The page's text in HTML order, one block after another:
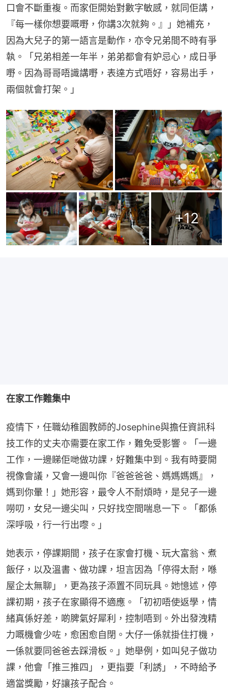
口會不斷重複。而家佢開始對數字敏感，就同佢講，
『每一樣你想要嘅嘢，你講3次就夠。』」她補充，
因為大兒子的第一語言是動作，亦令兄弟間不時有爭
執。「兄弟相差一年半，弟弟都會有妒忌心，成日爭
嘢。因為哥哥唔識講嘢，表達方式唔好，容易出手，
兩個就會打架。」
+12
在家工作難集中
疫情下，任職幼稚園教師的Josephine與擔任資訊科
技工作的丈夫亦需要在家工作，難免受影響。「一邊
工作，一邊睇佢哋做功課，好難集中到。我有時要開
視像會議，又會一邊叫你『爸爸爸爸、媽媽媽媽』，
媽到你暈！」她形容，最令人不耐煩時，是兒子一邊
嘮叨，女兒一邊尖叫，只好找空間喘息一下。「都係
深呼吸，行一行出嚟。」
她表示，停課期間，孩子在家會打機、玩大富翁、煮
飯仔，以及溫書、做功課，坦言因為「停得太耐，喺
屋企太無聊」，更為孩子添置不同玩具。她憶述，停
課初期，孩子在家顯得不適應。「初初唔使返學，情
緒真係好差，啲脾氣好犀利，控制唔到。外出發洩精
力嘅機會少咗，愈困愈自閉。大仔一係就掛住打機，
一係就要同爸爸去踩滑板。」她舉例，如叫兒子做功
課，他會「推三推四」，更指要「利誘」，不時給予
適當獎勵，好讓孩子配合。